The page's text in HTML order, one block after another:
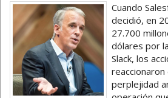
Cuando
decidió, en
27.700
dólares por
Slack, los
reaccionaron
perplejidad